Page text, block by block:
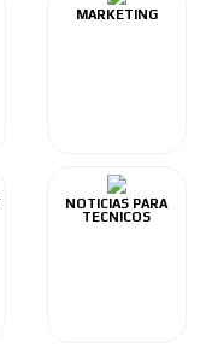
MARKETING
NOTICIAS PARA
TECNICOS